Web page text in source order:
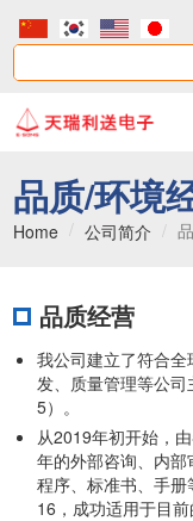
品质/环境
Home 公司简介
品质经营
我公司建立了符合
发、质量管理等公
5）。
从2019年初开始，
年的外部咨询、内
程序、标准书、手
16，成功适用于目前